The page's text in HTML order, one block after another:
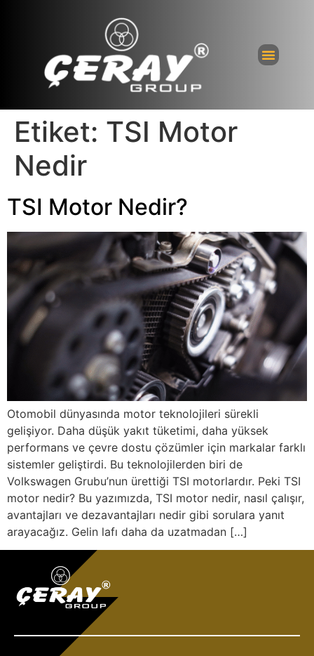
Etiket: TSI Motor
Nedir
TSI Motor Nedir?
Otomobil dünyasında motor teknolojileri sürekli
gelişiyor. Daha düşük yakıt tüketimi, daha yüksek
performans ve çevre dostu çözümler için markalar farklı
sistemler geliştirdi. Bu teknolojilerden biri de
Volkswagen Grubu’nun ürettiği TSI motorlardır. Peki TSI
motor nedir? Bu yazımızda, TSI motor nedir, nasıl çalışır,
avantajları ve dezavantajları nedir gibi sorulara yanıt
arayacağız. Gelin lafı daha da uzatmadan […]